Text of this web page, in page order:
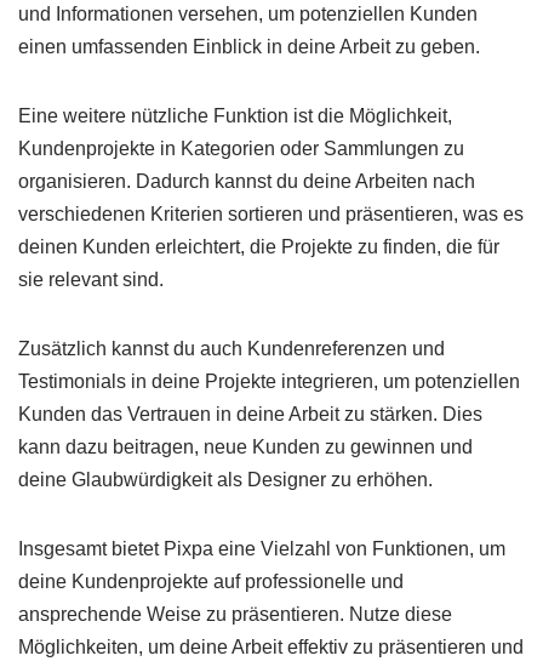
und Informationen versehen, um potenziellen Kunden
einen umfassenden Einblick in deine Arbeit zu geben.
Eine weitere nützliche Funktion ist die Möglichkeit,
Kundenprojekte in Kategorien oder Sammlungen zu
organisieren. Dadurch kannst du deine Arbeiten nach
verschiedenen Kriterien sortieren und präsentieren, was es
deinen Kunden erleichtert, die Projekte zu finden, die für
sie relevant sind.
Zusätzlich kannst du auch Kundenreferenzen und
Testimonials in deine Projekte integrieren, um potenziellen
Kunden das Vertrauen in deine Arbeit zu stärken. Dies
kann dazu beitragen, neue Kunden zu gewinnen und
deine Glaubwürdigkeit als Designer zu erhöhen.
Insgesamt bietet Pixpa eine Vielzahl von Funktionen, um
deine Kundenprojekte auf professionelle und
ansprechende Weise zu präsentieren. Nutze diese
Möglichkeiten, um deine Arbeit effektiv zu präsentieren und